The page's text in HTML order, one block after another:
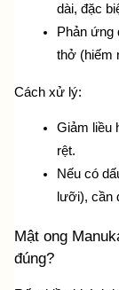
dài, đặc
Phản ứng
thở (hiếm
Cách xử lý:
Giảm liều
rệt.
Nếu có
lưỡi), cần
Mật ong
đúng?